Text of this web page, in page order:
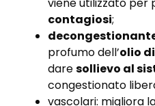
contagiosi;
profumo dell’olio
daresollievo al
congestionato
vascolari: migliora